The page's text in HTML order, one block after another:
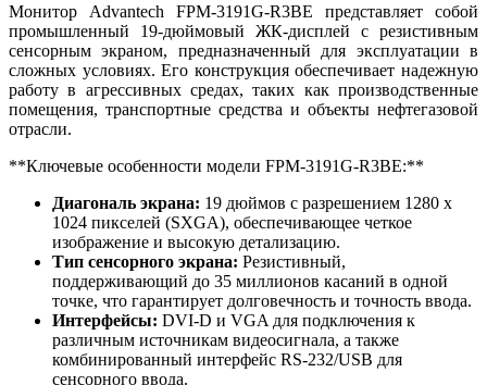
Монитор Advantech FPM-3191G-R3BE представляет собой
промышленный 19-дюймовый ЖК-дисплей с резистивным
сенсорным экраном, предназначенный для эксплуатации в
сложных условиях. Его конструкция обеспечивает надежную
работу в агрессивных средах, таких как производственные
помещения, транспортные средства и объекты нефтегазовой
отрасли.
**Ключевые особенности модели FPM-3191G-R3BE:**
Диагональ экрана: 19 дюймов с разрешением 1280 x
1024 пикселей (SXGA), обеспечивающее четкое
изображение и высокую детализацию.
Тип сенсорного экрана: Резистивный,
поддерживающий до 35 миллионов касаний в одной
точке, что гарантирует долговечность и точность ввода.
Интерфейсы: DVI-D и VGA для подключения к
различным источникам видеосигнала, а также
комбинированный интерфейс RS-232/USB для
сенсорного ввода.